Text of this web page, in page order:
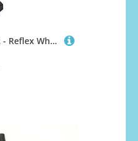
Carson 500500102 - Reflex Wheel Start 2.4G Radio, Modellbau, Zubehör, Fernsteuerung, Empfänger, 3 Kanal, Tamiya KIT kompatibel, schwarz